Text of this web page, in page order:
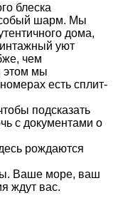
блеска
шарм. Мы
дома,
уют
чем
этом мы
есть сплит-
подсказать
с документами о
рождаются
Ваше море, ваш
ждут вас.